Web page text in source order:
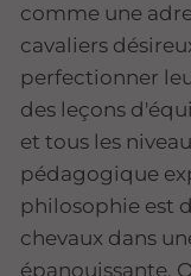
comme une
cavaliers
perfectionner
des leçons
et tous les
pédagogique
philosophie est
chevaux dans
épanouissante.